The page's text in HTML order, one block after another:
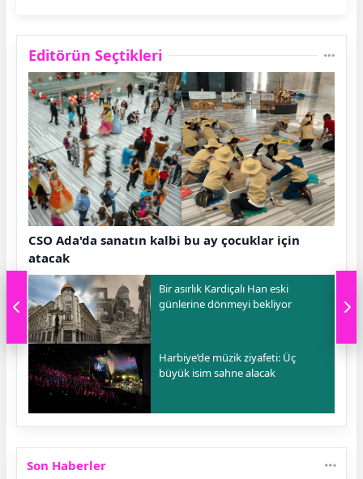
Editörün Seçtikleri
CSO Ada'da sanatın kalbi bu ay çocuklar için
atacak
Bir asırlık Kardiçalı Han eski
günlerine dönmeyi bekliyor
Harbiye’de müzik ziyafeti: Üç
büyük isim sahne alacak
Son Haberler